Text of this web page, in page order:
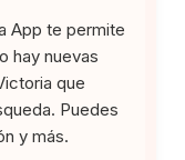
App te permite
hay nuevas
que
Puedes
y más.